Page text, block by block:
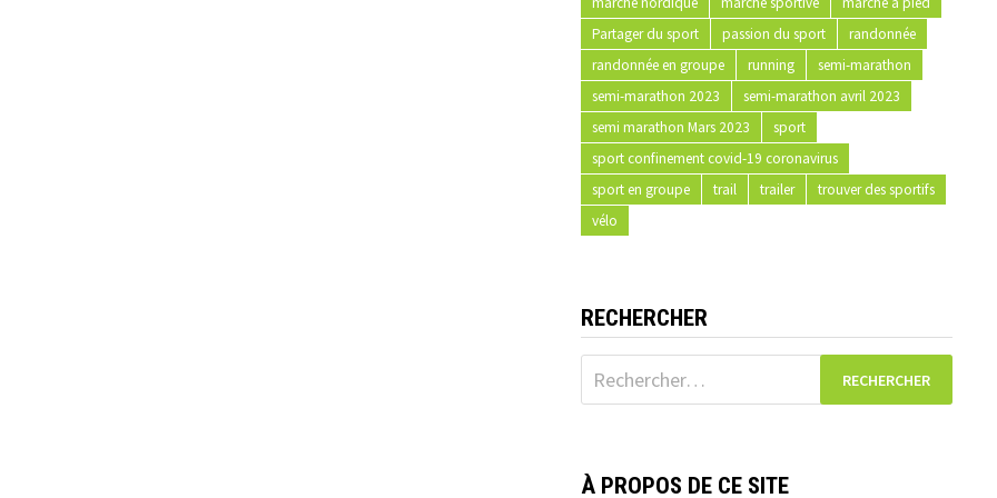
Partager du sport
passion du sport
randonnée
randonnée en groupe
running
semi-marathon
semi-marathon 2023
semi-marathon avril 2023
semi marathon Mars 2023
sport
sport confinement covid-19 coronavirus
sport en groupe
trail trailer
trouver des sportifs
vélo
RECHERCHER
Rechercher :
À PROPOS DE CE SITE